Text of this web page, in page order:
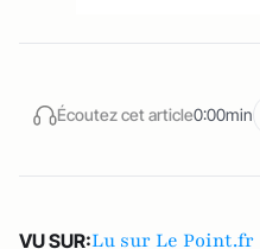
Écoutez cet article0:00min
VU SUR:Lu sur Le Point.fr